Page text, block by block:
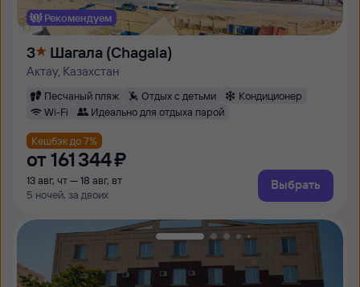
Рекомендуем
3 Шагала (Chagala)
Актау, Казахстан
Песчаный пляж Отдых с детьми
Кондиционер
Wi-Fi
Идеально для отдыха парой
Кешбэк до 7%
от 161 ⁠344 ⁠₽
13 авг, чт — 18 авг, вт
5 ночей, за двоих
Выбрать